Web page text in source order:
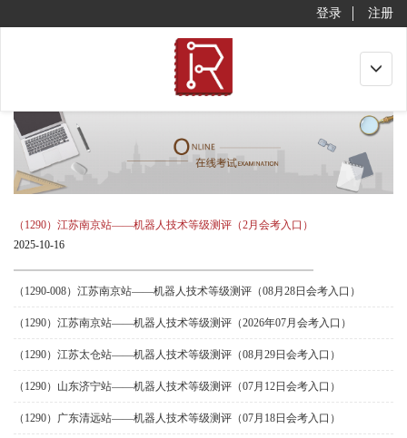
登录 注册
Toggle
（1290）江苏南京站——机器人技术等级测评（2月会考入口）
2025-10-16
（1290-008）江苏南京站——机器人技术等级测评（08月28日会考入口）
（1290）江苏南京站——机器人技术等级测评（2026年07月会考入口）
（1290）江苏太仓站——机器人技术等级测评（08月29日会考入口）
（1290）山东济宁站——机器人技术等级测评（07月12日会考入口）
（1290）广东清远站——机器人技术等级测评（07月18日会考入口）